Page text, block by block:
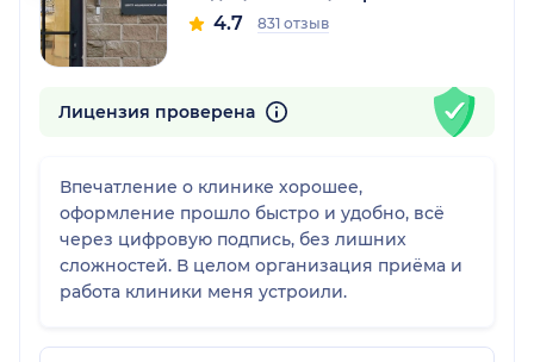
4.7 831 отзыв
Лицензия проверена
Впечатление о клинике хорошее,
оформление прошло быстро и удобно, всё
через цифровую подпись, без лишних
сложностей. В целом организация приёма и
работа клиники меня устроили.